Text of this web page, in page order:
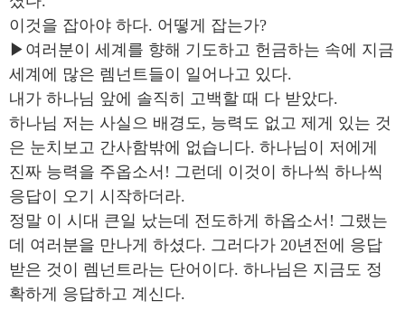
이것을 잡아야 하다. 어떻게 잡는가?
▶여러분이 세계를 향해 기도하고 헌금하는 속에 지금
세계에 많은 렘넌트들이 일어나고 있다.
내가 하나님 앞에 솔직히 고백할 때 다 받았다.
하나님 저는 사실으 배경도, 능력도 없고 제게 있는 것
은 눈치보고 간사함밖에 없습니다. 하나님이 저에게
진짜 능력을 주옵소서! 그런데 이것이 하나씩 하나씩
응답이 오기 시작하더라.
정말 이 시대 큰일 났는데 전도하게 하옵소서! 그랬는
데 여러분을 만나게 하셨다. 그러다가 20년전에 응답
받은 것이 렘넌트라는 단어이다. 하나님은 지금도 정
확하게 응답하고 계신다.